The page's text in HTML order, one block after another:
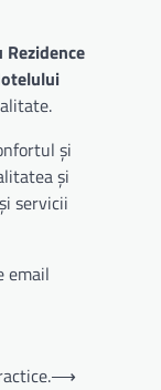
și
și
servicii
email
⟶